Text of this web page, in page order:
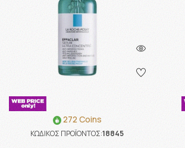
272 Coins
ΚΩΔΙΚΟΣ ΠΡΟΪΟΝΤΟΣ:18845